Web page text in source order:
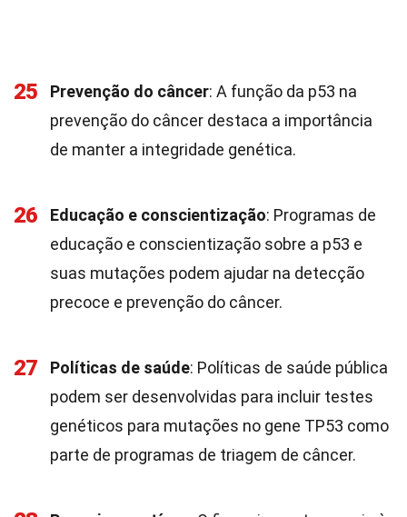
25 Prevenção do câncer: A função da p53 na
prevenção do câncer destaca a importância
de manter a integridade genética.
26 Educação e conscientização: Programas de
educação e conscientização sobre a p53 e
suas mutações podem ajudar na detecção
precoce e prevenção do câncer.
27 Políticas de saúde: Políticas de saúde pública
podem ser desenvolvidas para incluir testes
genéticos para mutações no gene TP53 como
parte de programas de triagem de câncer.